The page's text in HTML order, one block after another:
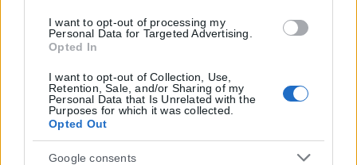
I want to opt-out of processing my
Personal Data for Targeted Advertising.
Opted In
I want to opt-out of Collection, Use,
Retention, Sale, and/or Sharing of my
Personal Data that Is Unrelated with the
Purposes for which it was collected.
Opted Out
Google consents